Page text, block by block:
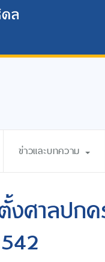
ข่าวและบทความ
ศาลปก